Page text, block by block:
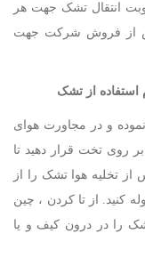
انتقال تشک جهت هر
از فروش شرکت جهت
از تشک
و در مجاورت هوای
روی تخت قرار دهید تا
تخلیه هوا تشک را از
کنید. از تا کردن ، چین
را در درون کیف و یا